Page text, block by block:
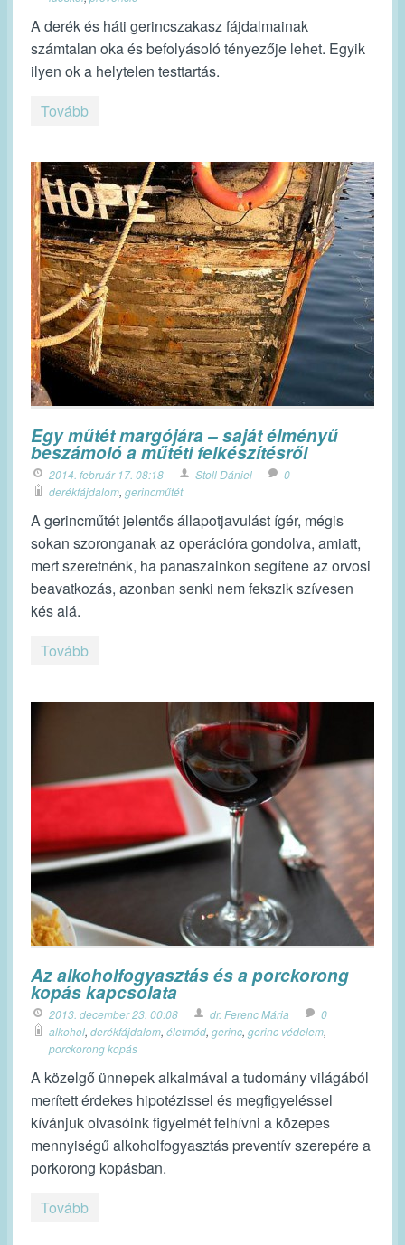
A derék és háti gerincszakasz fájdalmainak
számtalan oka és befolyásoló tényezője lehet. Egyik
ilyen ok a helytelen testtartás.
Tovább
Egy műtét margójára – saját élményű
beszámoló a műtéti felkészítésről
2014. február 17. 08:18 Stoll Dániel
0
derékfájdalom, gerincműtét
A gerincműtét jelentős állapotjavulást ígér, mégis
sokan szoronganak az operációra gondolva, amiatt,
mert szeretnénk, ha panaszainkon segítene az orvosi
beavatkozás, azonban senki nem fekszik szívesen
kés alá.
Tovább
Az alkoholfogyasztás és a porckorong
kopás kapcsolata
2013. december 23. 00:08 dr. Ferenc Mária
0
alkohol, derékfájdalom, életmód, gerinc, gerinc védelem,
porckorong kopás
A közelgő ünnepek alkalmával a tudomány világából
merített érdekes hipotézissel és megfigyeléssel
kívánjuk olvasóink figyelmét felhívni a közepes
mennyiségű alkoholfogyasztás preventív szerepére a
porkorong kopásban.
Tovább